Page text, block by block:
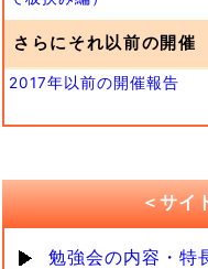
さらにそれ以前の開催
2017年以前の開催報告
＜サイ
勉強会の内容・特